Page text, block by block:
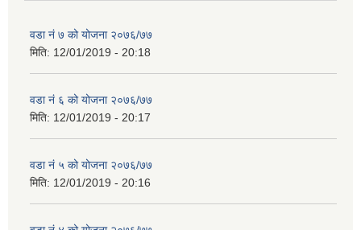
वडा नं ७ को योजना २०७६/७७
मिति: 12/01/2019 - 20:18
वडा नं ६ को योजना २०७६/७७
मिति: 12/01/2019 - 20:17
वडा नं ५ को योजना २०७६/७७
मिति: 12/01/2019 - 20:16